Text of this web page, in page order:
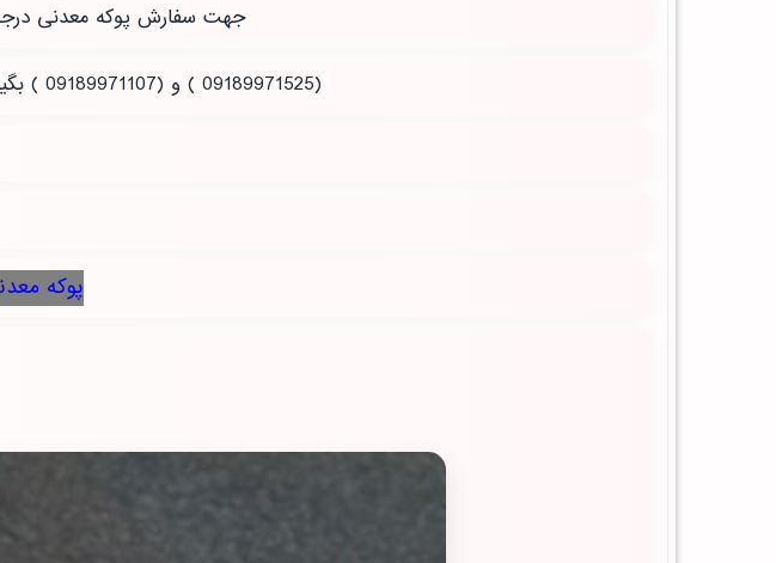
جهت سفارش پوکه معدنی
(09189971525 ) و (09189971107 ) بگیرید و یا به دفتر فروش معدن مراجعه کنید.
پوكه